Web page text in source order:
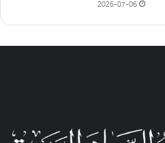
2026-07-06